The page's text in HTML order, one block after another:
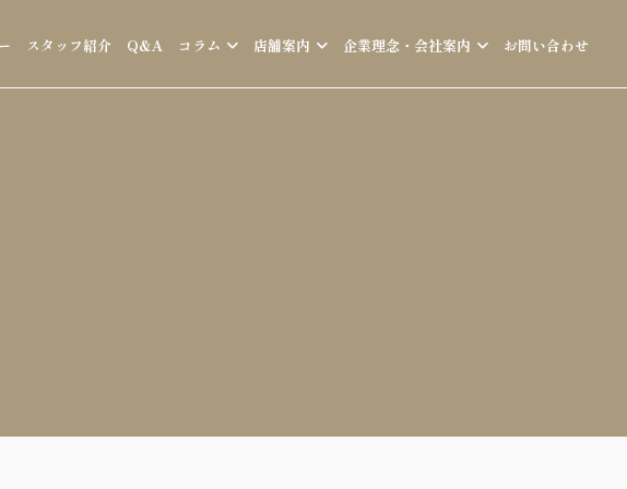
スタッフ紹介 Q&A コラム 店舗案内 企業理念・会社案内 お問い合わせ